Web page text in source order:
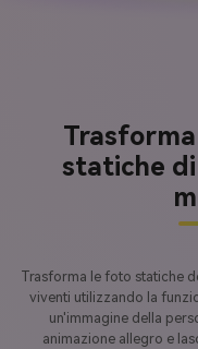
statiche
Trasforma le foto statiche
viventi utilizzando la
un'immagine della
animazione allegro e